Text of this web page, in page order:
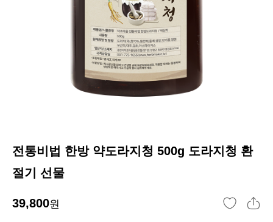
전통비법 한방 약도라지청 500g 도라지청 환
절기 선물
39,800원